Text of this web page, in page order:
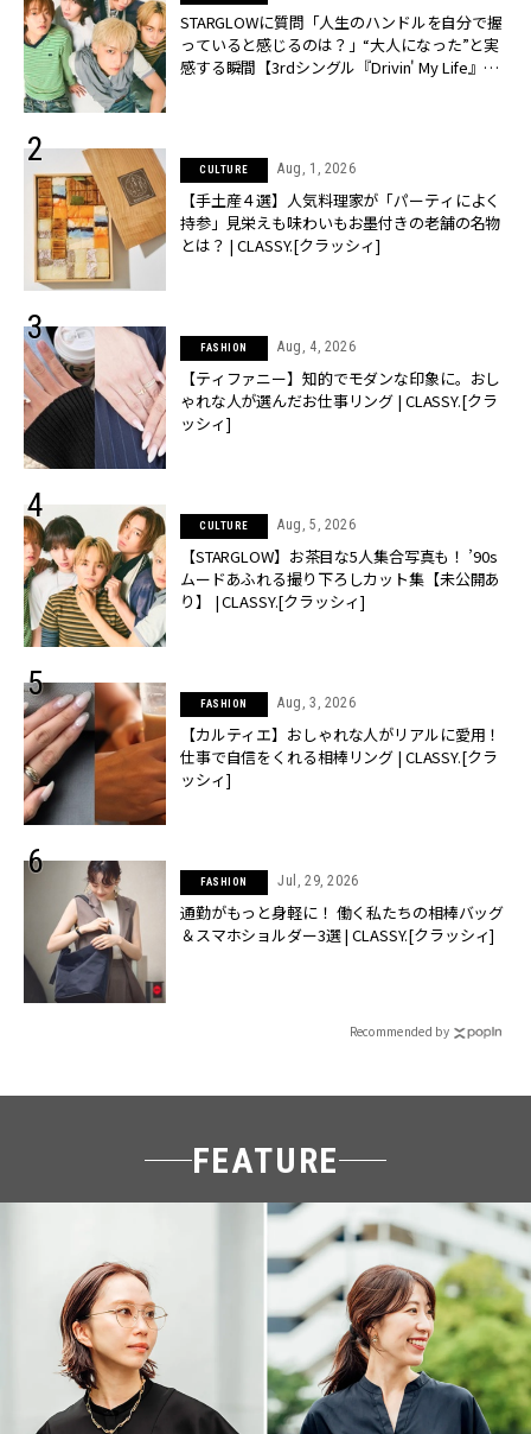
STARGLOWに質問「人生のハンドルを自分で握
っていると感じるのは？」“大️人になった”と実
感する瞬間【3rdシングル『Drivin' My Life』発
CULTURE Aug, 1, 2026
【手土産４選】人気料理家が「パーティによく
持参」見栄えも味わいもお墨付きの老舗の名物
とは？ | CLASSY.[クラッシィ]
FASHION Aug, 4, 2026
【ティファニー】知的でモダンな印象に。おし
ゃれな人が選んだお仕事リング | CLASSY.[クラ
ッシィ]
CULTURE Aug, 5, 2026
【STARGLOW】お茶目な5人集合写真も！ ’90s
ムードあふれる撮り下ろしカット集【未公開あ
り】 | CLASSY.[クラッシィ]
FASHION Aug, 3, 2026
【カルティエ】おしゃれな人がリアルに愛用！
仕事で自信をくれる相棒リング | CLASSY.[クラ
ッシィ]
FASHION Jul, 29, 2026
通勤がもっと身軽に！ 働く私たちの相棒バッグ
＆スマホショルダー3選 | CLASSY.[クラッシィ]
Recommended by
FEATURE